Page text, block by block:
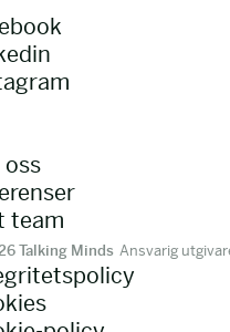
oss
team
Talking Minds Ansvarig